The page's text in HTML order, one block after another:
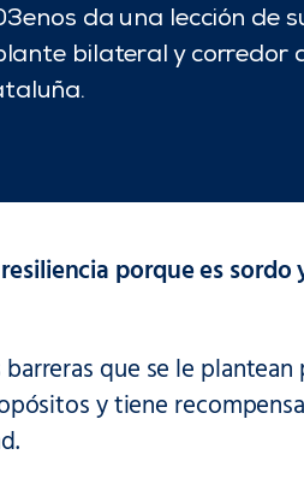
da una lección de
bilateral y corredor
porque es
que se le
y tiene